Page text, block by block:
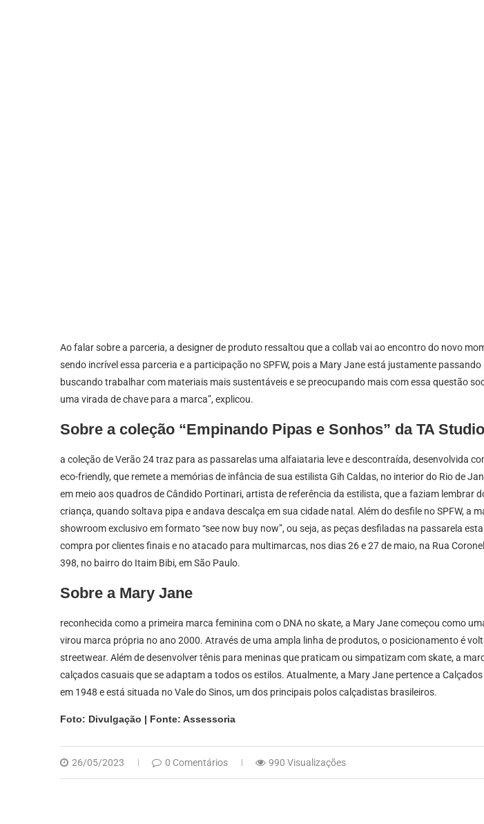
Ao falar sobre a parceria, a designer de produto ressaltou que a collab vai ao encontro do novo
sendo incrível essa parceria e a participação no SPFW, pois a Mary Jane está justamente
buscando trabalhar com materiais mais sustentáveis e se preocupando mais com essa questão
uma virada de chave para a marca”, explicou.
Sobre a coleção “Empinando Pipas e Sonhos” da TA
a coleção de Verão 24 traz para as passarelas uma alfaiataria leve e descontraída, desenvolvida
eco-friendly, que remete a memórias de infância de sua estilista Gih Caldas, no interior do Rio de
em meio aos quadros de Cândido Portinari, artista de referência da estilista, que a faziam lembrar
criança, quando soltava pipa e andava descalça em sua cidade natal. Além do desfile no SPFW, a
showroom exclusivo em formato “see now buy now”, ou seja, as peças desfiladas na passarela
compra por clientes finais e no atacado para multimarcas, nos dias 26 e 27 de maio, na Rua
398, no bairro do Itaim Bibi, em São Paulo.
Sobre a Mary Jane
reconhecida como a primeira marca feminina com o DNA no skate, a Mary Jane começou como
virou marca própria no ano 2000. Através de uma ampla linha de produtos, o posicionamento é
streetwear. Além de desenvolver tênis para meninas que praticam ou simpatizam com skate, a
calçados casuais que se adaptam a todos os estilos. Atualmente, a Mary Jane pertence a
em 1948 e está situada no Vale do Sinos, um dos principais polos calçadistas brasileiros.
Foto: Divulgação | Fonte: Assessoria
26/05/2023 0 Comentários 990 Visualizações